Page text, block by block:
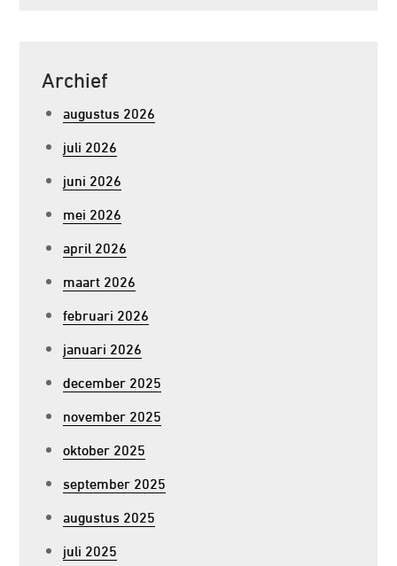
Archief
augustus 2026
juli 2026
juni 2026
mei 2026
april 2026
maart 2026
februari 2026
januari 2026
december 2025
november 2025
oktober 2025
september 2025
augustus 2025
juli 2025